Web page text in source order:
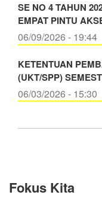
SE NO 4 TAHUN
EMPAT PINTU
06/09/2026 - 19:44
KETENTUAN
(UKT/SPP)
06/03/2026 - 15:30
Fokus Kita